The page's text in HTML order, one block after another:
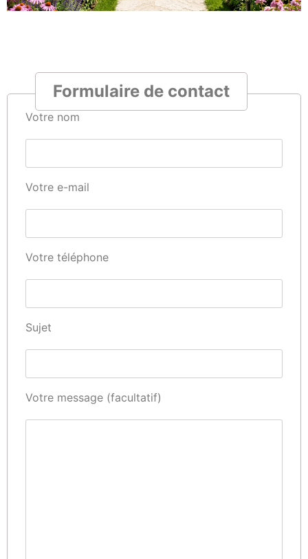
Formulaire de contact
Votre nom
Votre e-mail
Votre téléphone
Sujet
Votre message (facultatif)